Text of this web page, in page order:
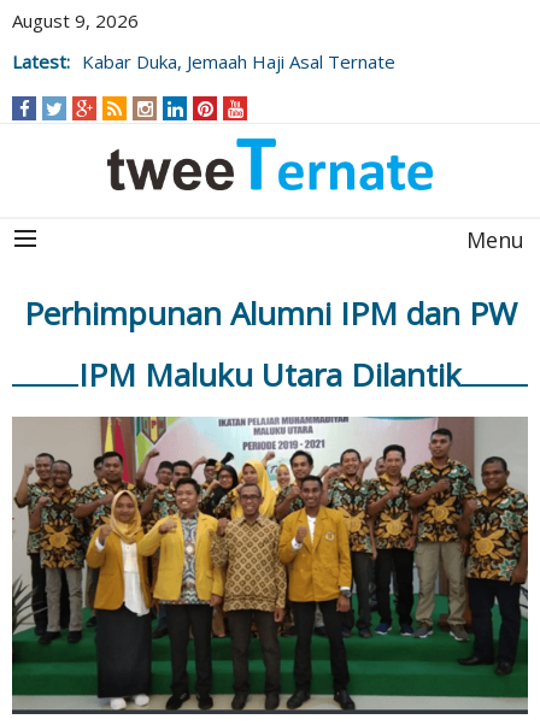
August 9, 2026
Latest: Kabar Duka, Jemaah Haji Asal Ternate
Menu
Perhimpunan Alumni IPM dan PW
IPM Maluku Utara Dilantik